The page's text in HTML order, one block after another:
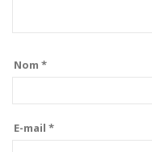
Nom *
E-mail *